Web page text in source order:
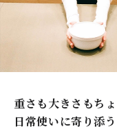
重さも大きさもち
日常使いに寄り添